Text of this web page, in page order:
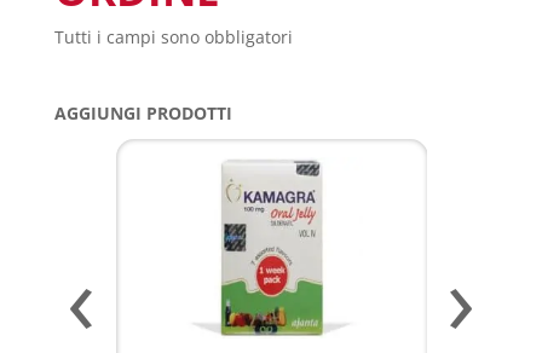
Tutti i campi sono obbligatori
AGGIUNGI PRODOTTI
‹ ›